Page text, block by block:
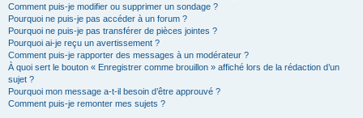
Comment puis-je modifier ou supprimer un sondage ?
Pourquoi ne puis-je pas accéder à un forum ?
Pourquoi ne puis-je pas transférer de pièces jointes ?
Pourquoi ai-je reçu un avertissement ?
Comment puis-je rapporter des messages à un modérateur ?
À quoi sert le bouton « Enregistrer comme brouillon » affiché lors de la rédaction d’un
sujet ?
Pourquoi mon message a-t-il besoin d’être approuvé ?
Comment puis-je remonter mes sujets ?